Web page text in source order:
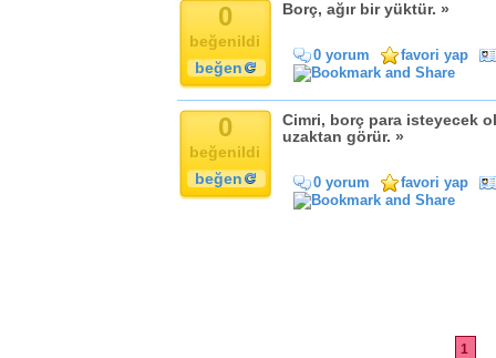
0
beğenildi
beğen
Borç, ağır bir yüktür. »
0 yorum favori yap
0
beğenildi
beğen
Cimri, borç para isteyecek
uzaktan görür. »
0 yorum favori yap
1